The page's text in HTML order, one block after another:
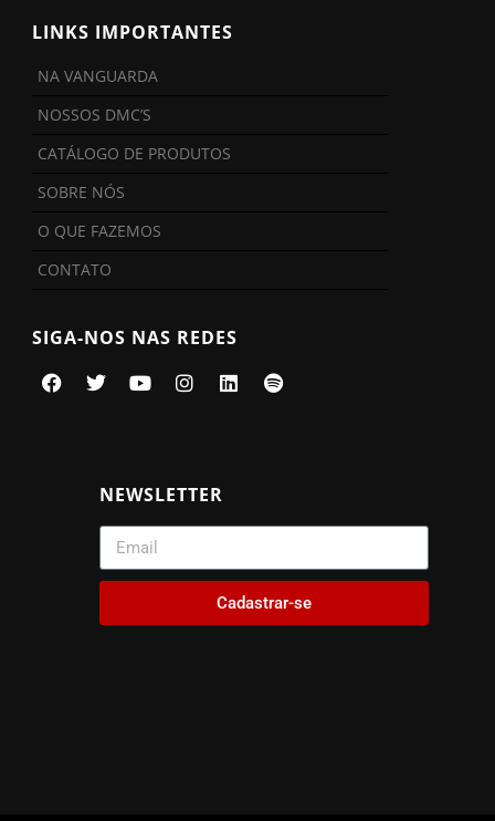
LINKS IMPORTANTES
NA VANGUARDA
NOSSOS DMC’S
CATÁLOGO DE PRODUTOS
SOBRE NÓS
O QUE FAZEMOS
CONTATO
SIGA-NOS NAS REDES
NEWSLETTER
Cadastrar-se